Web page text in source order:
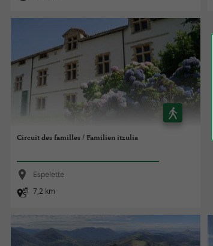
Circuit des familles / Familien itzulia
Espelette
7,2 km